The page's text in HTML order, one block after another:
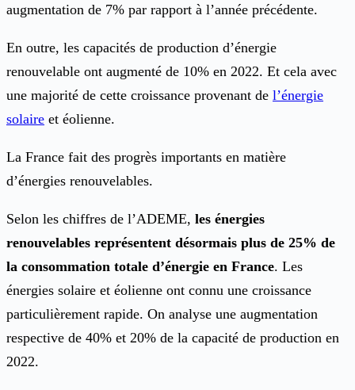
augmentation de 7% par rapport à l’année précédente.
En outre, les capacités de production d’énergie
renouvelable ont augmenté de 10% en 2022. Et cela avec
une majorité de cette croissance provenant de l’énergie
solaire et éolienne.
La France fait des progrès importants en matière
d’énergies renouvelables.
Selon les chiffres de l’ADEME, les énergies
renouvelables représentent désormais plus de 25% de
la consommation totale d’énergie en France. Les
énergies solaire et éolienne ont connu une croissance
particulièrement rapide. On analyse une augmentation
respective de 40% et 20% de la capacité de production en
2022.